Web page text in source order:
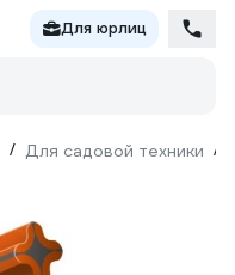
Для юрлиц
/ Для садовой техники /